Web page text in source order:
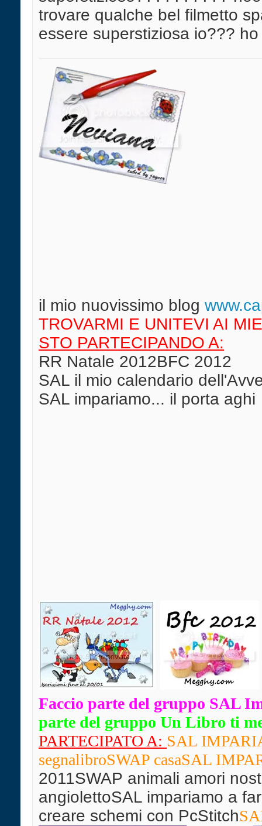
trovare qualche bel filmetto
essere superstiziosa io???
il mio nuovissimo blog w
TROVARMI E UNITEVI AI
STO PARTECIPANDO A:
RR Natale 2012BFC 2012
SAL il mio calendario
SAL impariamo... il porta aghi
Faccio parte del gruppo SAL
parte del gruppo Un Libro ti
PARTECIPATO A: SAL
segnalibroSWAP casaSAL
2011SWAP animali amori
angiolettoSAL impariamo a
creare schemi con PcStitch